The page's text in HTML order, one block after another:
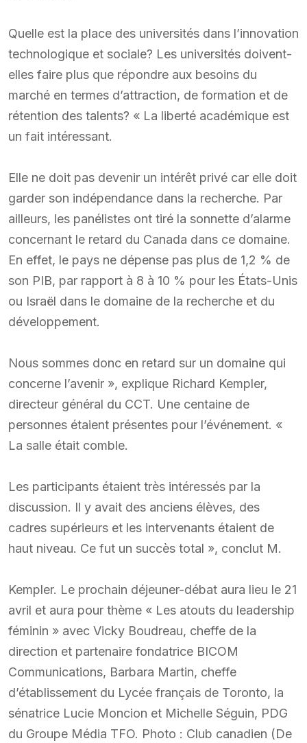
Quelle est la place des universités dans l’innovation
technologique et sociale? Les universités doivent-
elles faire plus que répondre aux besoins du
marché en termes d’attraction, de formation et de
rétention des talents? « La liberté académique est
un fait intéressant.
Elle ne doit pas devenir un intérêt privé car elle doit
garder son indépendance dans la recherche. Par
ailleurs, les panélistes ont tiré la sonnette d’alarme
concernant le retard du Canada dans ce domaine.
En effet, le pays ne dépense pas plus de 1,2 % de
son PIB, par rapport à 8 à 10 % pour les États-Unis
ou Israël dans le domaine de la recherche et du
développement.
Nous sommes donc en retard sur un domaine qui
concerne l’avenir », explique Richard Kempler,
directeur général du CCT. Une centaine de
personnes étaient présentes pour l’événement. «
La salle était comble.
Les participants étaient très intéressés par la
discussion. Il y avait des anciens élèves, des
cadres supérieurs et les intervenants étaient de
haut niveau. Ce fut un succès total », conclut M.
Kempler. Le prochain déjeuner-débat aura lieu le 21
avril et aura pour thème « Les atouts du leadership
féminin » avec Vicky Boudreau, cheffe de la
direction et partenaire fondatrice BICOM
Communications, Barbara Martin, cheffe
d’établissement du Lycée français de Toronto, la
sénatrice Lucie Moncion et Michelle Séguin, PDG
du Groupe Média TFO. Photo : Club canadien (De